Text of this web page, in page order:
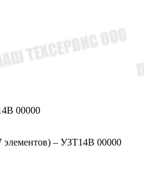
00000
– УЗТ14В 00000